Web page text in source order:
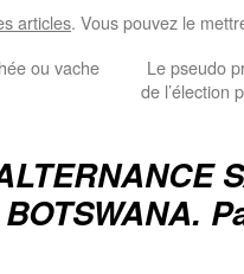
articles. Vous pouvez le
ou vache
Le pseudo
de l’élection
BOTSWANA.